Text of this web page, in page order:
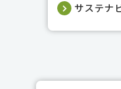
サステナ